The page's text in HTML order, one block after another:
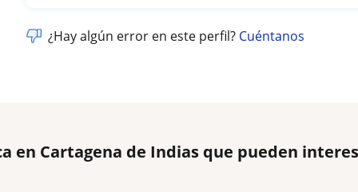
¿Hay algún error en este perfil? Cuéntanos
en Cartagena de Indias que pueden